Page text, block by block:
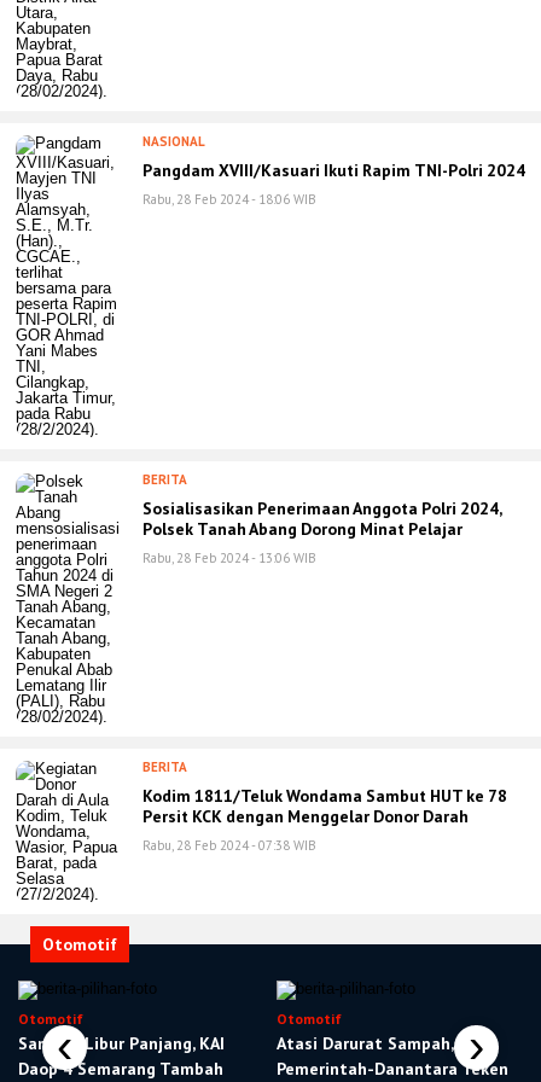
NASIONAL
Pangdam XVIII/Kasuari Ikuti Rapim TNI-Polri 2024
Rabu, 28 Feb 2024 - 18:06 WIB
BERITA
Sosialisasikan Penerimaan Anggota Polri 2024,
Polsek Tanah Abang Dorong Minat Pelajar
Rabu, 28 Feb 2024 - 13:06 WIB
BERITA
Kodim 1811/Teluk Wondama Sambut HUT ke 78
Persit KCK dengan Menggelar Donor Darah
Rabu, 28 Feb 2024 - 07:38 WIB
Otomotif
Otomotif
Sambut Libur Panjang, KAI
Daop 4 Semarang Tambah
Otomotif
Atasi Darurat Sampah,
Pemerintah-Danantara Teken
‹ ›